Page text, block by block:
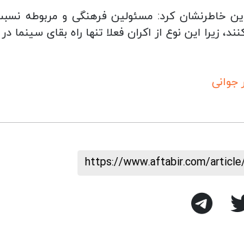
خاطرنشان کرد: مسئولین فرهنگی و مربوطه
زیرا این نوع از اکران فعلا تنها راه بقای
جوانی
https://www.aftabir.com/